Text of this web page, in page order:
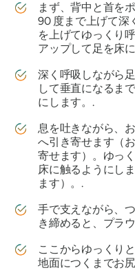
まず、背中と首を
90 度まで上げて深
を上げてゆっくり
アップして足を床
深く呼吸しながら
して垂直になるま
にします。.
息を吐きながら、
へ引き寄せます（
寄せます）。ゆっ
床に触るようにし
ます）。.
手で支えながら、
き締めると、プラ
ここからゆっくり
地面につくまでお